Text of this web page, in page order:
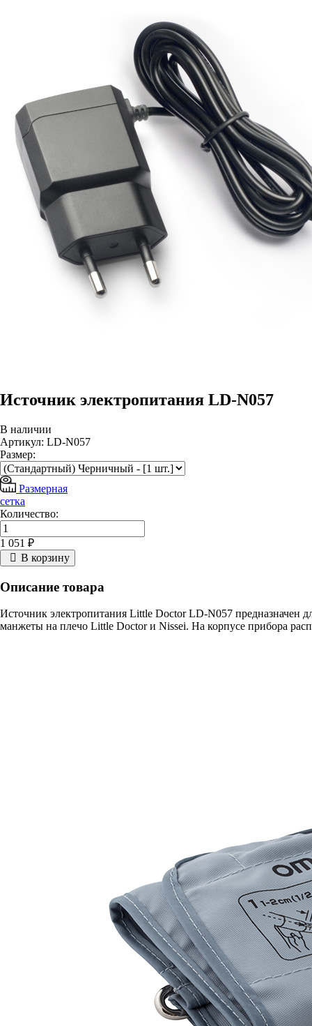
Источник электропитания LD-N057
В наличии
Артикул: LD-N057
Размер:
Размерная
сетка
Количество:
1 051 ₽
В корзину
Описание товара
Источник электропитания Little Doctor LD-N057 предназначен
манжеты на плечо Little Doctor и Nissei. На корпусе прибора